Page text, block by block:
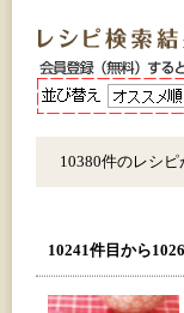
10380件のレシピ
10241件目から